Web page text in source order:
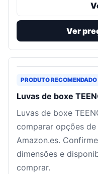
Ver
PRODUTO RECOMENDADO
Luvas de boxe
Luvas de boxe
comparar opções de
Amazon.es.
dimensões e
comprar.